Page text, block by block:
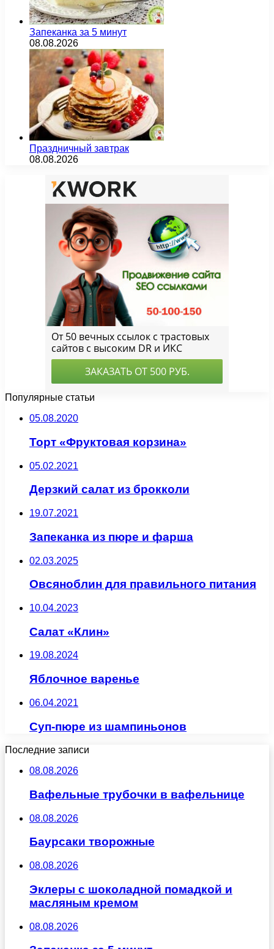
Запеканка за 5 минут
08.08.2026
Праздничный завтрак
08.08.2026
Популярные статьи
05.08.2020
Торт «Фруктовая корзина»
05.02.2021
Дерзкий салат из брокколи
19.07.2021
Запеканка из пюре и фарша
02.03.2025
Овсяноблин для правильного питания
10.04.2023
Салат «Клин»
19.08.2024
Яблочное варенье
06.04.2021
Суп-пюре из шампиньонов
Последние записи
08.08.2026
Вафельные трубочки в вафельнице
08.08.2026
Баурсаки творожные
08.08.2026
Эклеры с шоколадной помадкой и
масляным кремом
08.08.2026